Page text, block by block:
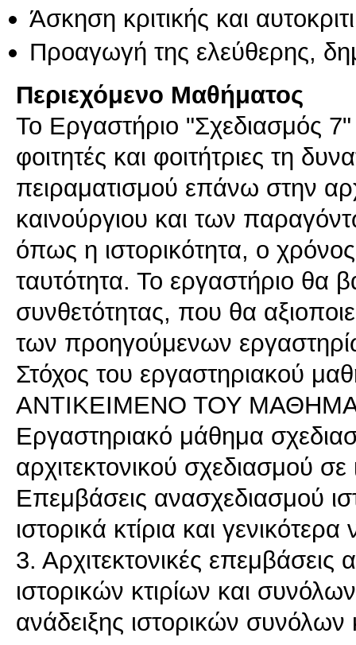
Άσκηση κριτικής και
Προαγωγή της ελεύθερης,
Περιεχόμενο Μαθήματος
Το Εργαστήριο "Σχεδιασμός
φοιτητές και φοιτήτριες τη
πειραματισμού επάνω στην
καινούργιου και των
όπως η ιστορικότητα, ο
ταυτότητα. Το εργαστήριο θα
συνθετότητας, που θα
των προηγούμενων
Στόχος του εργαστηριακού
ΑΝΤΙΚΕΙΜΕΝΟ ΤΟΥ
Εργαστηριακό μάθημα
αρχιτεκτονικού σχεδιασμού
Επεμβάσεις ανασχεδιασμού
ιστορικά κτίρια και
3. Αρχιτεκτονικές
ιστορικών κτιρίων και
ανάδειξης ιστορικών